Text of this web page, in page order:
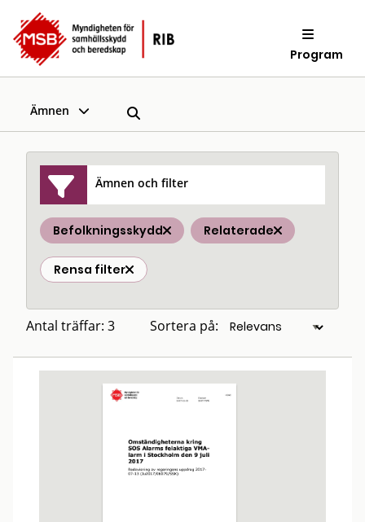
Program
Ämnen
Ämnen och filter
Befolkningsskydd Relaterade
Rensa filter
Antal träffar: 3 Sortera på: